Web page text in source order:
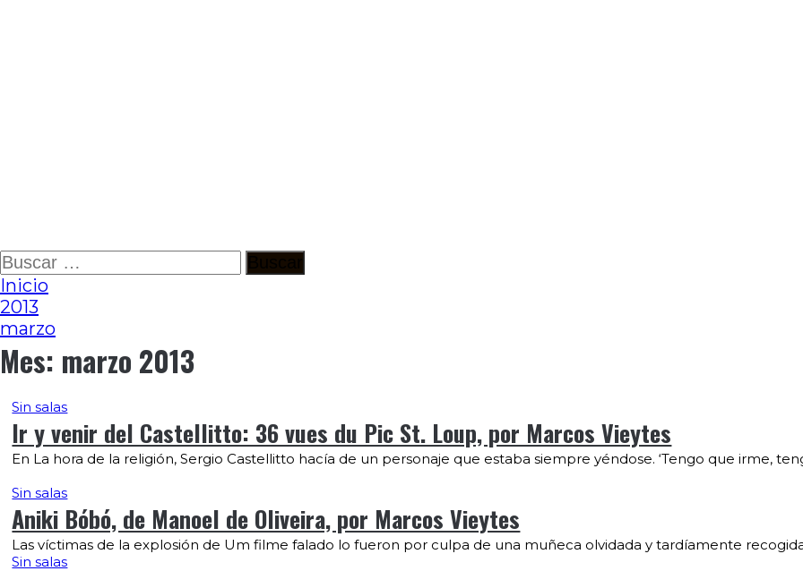
Ir
al
contenido
Buscar:
Inicio
2013
marzo
Mes: marzo 2013
Sin salas
Ir y venir del Castellitto: 36 vues du Pic St. Loup, por Marcos Vieytes
En La hora de la religión, Sergio Castellitto hacía de un personaje que estaba siempre yéndose. ‘Tengo que irme,
Sin salas
Aniki Bóbó, de Manoel de Oliveira, por Marcos Vieytes
Las víctimas de la explosión de Um filme falado lo fueron por culpa de una muñeca olvidada y tardíamente
Sin salas